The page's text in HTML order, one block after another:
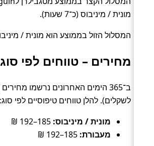
מונית / מיניבוס (כ־7 שעות).
המסלול הזול בממוצע הוא מונית / מיניבוס
מחירים – טווחים לפי
ב־365 הימים האחרונים נרשמו
לשקלים). להלן טווחים טיפוסיים לפי סוג:
מונית / מיניבוס:
מעבורת: